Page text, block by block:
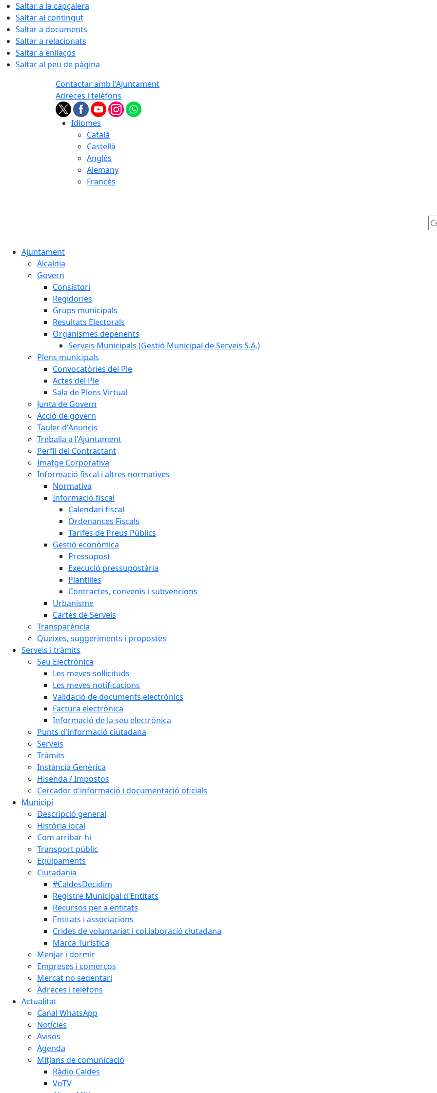
Saltar a la capçalera
Saltar al contingut
Saltar a documents
Saltar a relacionats
Saltar a enllaços
Saltar al peu de pàgina
Contactar amb l'Ajuntament
Adreces i telèfons
Idiomes
Català
Castellà
Anglès
Alemany
Francès
Ajuntament
Alcaldia
Govern
Consistori
Regidories
Grups municipals
Resultats Electorals
Organismes depenents
Serveis Municipals (Gestió Municipal de Serveis S.A.)
Plens municipals
Convocatòries del Ple
Actes del Ple
Sala de Plens Virtual
Junta de Govern
Acció de govern
Tauler d'Anuncis
Treballa a l'Ajuntament
Perfil del Contractant
Imatge Corporativa
Informació fiscal i altres normatives
Normativa
Informació fiscal
Calendari fiscal
Ordenances Fiscals
Tarifes de Preus Públics
Gestió econòmica
Pressupost
Execució pressupostària
Plantilles
Contractes, convenis i subvencions
Urbanisme
Cartes de Serveis
Transparència
Queixes, suggeriments i propostes
Serveis i tràmits
Seu Electrònica
Les meves sol·licituds
Les meves notificacions
Validació de documents electrònics
Factura electrònica
Informació de la seu electrònica
Punts d'informació ciutadana
Serveis
Tràmits
Instància Genèrica
Hisenda / Impostos
Cercador d'informació i documentació oficials
Municipi
Descripció general
Història local
Com arribar-hi
Transport públic
Equipaments
Ciutadania
#CaldesDecidim
Registre Municipal d'Entitats
Recursos per a entitats
Entitats i associacions
Crides de voluntariat i col.laboració ciutadana
Marca Turística
Menjar i dormir
Empreses i comerços
Mercat no sedentari
Adreces i telèfons
Actualitat
Canal WhatsApp
Notícies
Avisos
Agenda
Mitjans de comunicació
Ràdio Caldes
VoTV